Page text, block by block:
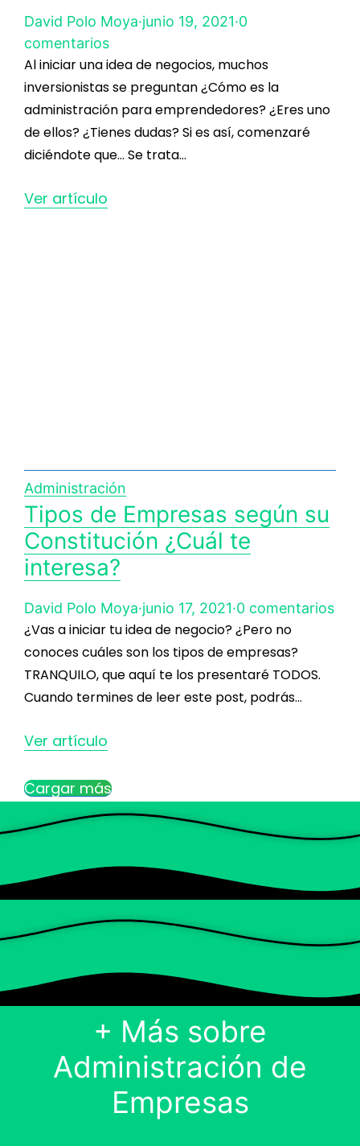
David Polo Moya·junio 19, 2021·0
comentarios
Al iniciar una idea de negocios, muchos
inversionistas se preguntan ¿Cómo es la
administración para emprendedores? ¿Eres uno
de ellos? ¿Tienes dudas? Si es así, comenzaré
diciéndote que… Se trata…
Ver artículo
Administración
Tipos de Empresas según su
Constitución ¿Cuál te
interesa?
David Polo Moya·junio 17, 2021·0 comentarios
¿Vas a iniciar tu idea de negocio? ¿Pero no
conoces cuáles son los tipos de empresas?
TRANQUILO, que aquí te los presentaré TODOS.
Cuando termines de leer este post, podrás…
Ver artículo
Cargar más
+ Más sobre
Administración de
Empresas